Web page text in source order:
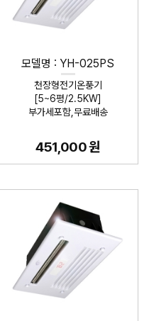
모델명 : YH-025PS
천장형전기온풍기
[5~6평/2.5KW]
부가세포함,무료배송
451,000 원